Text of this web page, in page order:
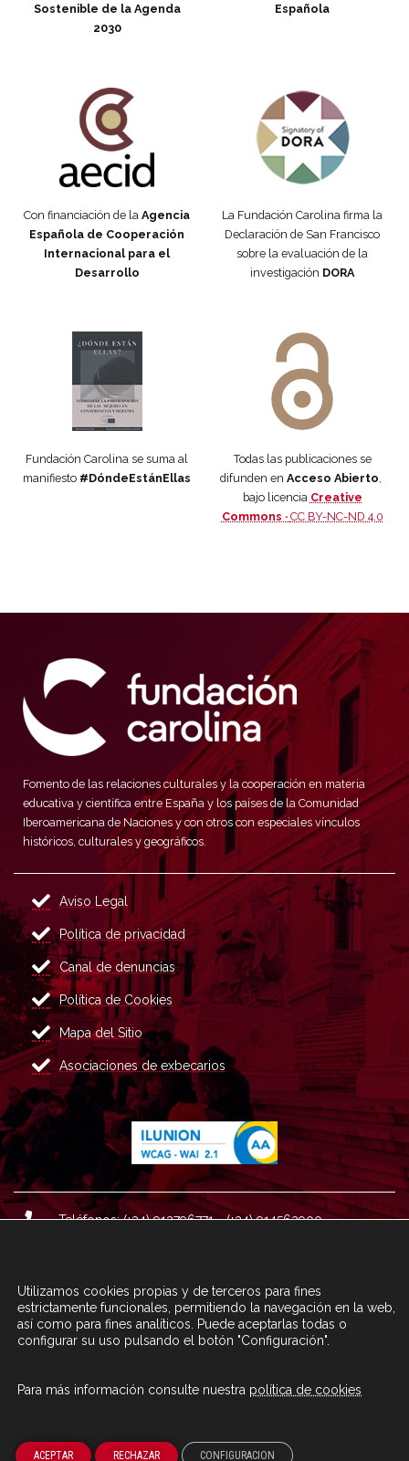
Sostenible de la Agenda
2030
Española
Con financiación de la Agencia
Española de Cooperación
Internacional para el
Desarrollo
La Fundación Carolina firma la
Declaración de San Francisco
sobre la evaluación de la
investigación DORA
Fundación Carolina se suma al
manifiesto #DóndeEstánEllas
Todas las publicaciones se
difunden en Acceso Abierto,
bajo licencia Creative
Commons · CC BY-NC-ND 4.0
Fomento de las relaciones culturales y la cooperación en materia
educativa y científica entre España y los países de la Comunidad
Iberoamericana de Naciones y con otros con especiales vínculos
históricos, culturales y geográficos.
Aviso Legal
Política de privacidad
Canal de denuncias
Política de Cookies
Mapa del Sitio
Asociaciones de exbecarios
Teléfonos: (+34) 913796771 - (+34) 914562900
Correo : informacion@fundacioncarolina.es
CONTACTA CON FCA TRAVÉS DEL
Utilizamos cookies propias y de terceros para fines
estrictamente funcionales, permitiendo la navegación en la web,
así como para fines analíticos. Puede aceptarlas todas o
configurar su uso pulsando el botón "Configuración".
Para más información consulte nuestra política de cookies
ACEPTAR RECHAZAR CONFIGURACION